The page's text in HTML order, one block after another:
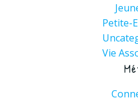
Petite-
Vie